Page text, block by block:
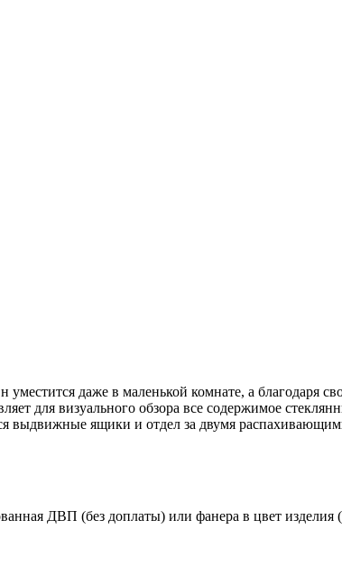
даже в маленькой комнате, а благодаря
для визуального обзора все содержимое
выдвижные ящики и отдел за двумя
ДВП (без доплаты) или фанера в цвет изделия